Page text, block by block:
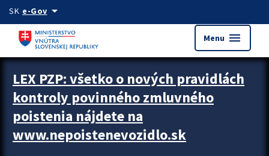
Preskocit na hlavný obsah
SK e-Govarrow_drop_down
Menu menu
Zastavit automatický posun upútavok
LEX PZP: všetko o nových pravidlách
kontroly povinného zmluvného
poistenia nájdete na
www.nepoistenevozidlo.sk